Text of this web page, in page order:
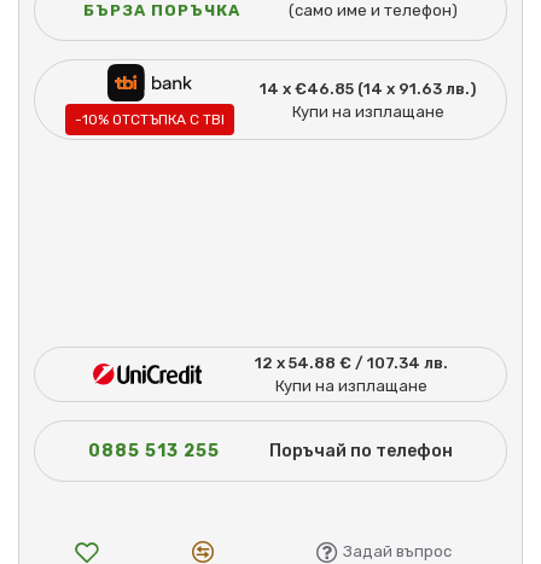
БЪРЗА ПОРЪЧКА (само име и телефон)
-10% ОТСТЪПКА С TBI
14 x €46.85 (14 x 91.63 лв.)
Купи на изплащане
12 x 54.88 € / 107.34 лв.
Купи на изплащане
0885 513 255 Поръчай по телефон
Задай въпрос